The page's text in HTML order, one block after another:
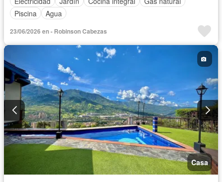
Piscina
Agua
23/06/2026 en - Robinson Cabezas
Casa